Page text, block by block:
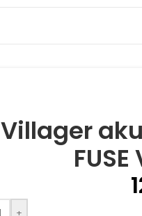
Villager
FUSE
+